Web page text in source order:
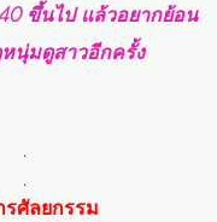
ขึ้นไป แล้วอยากย้อน
นุ่มดูสาวอีกครั้ง
.
.
รศัลยกรรม